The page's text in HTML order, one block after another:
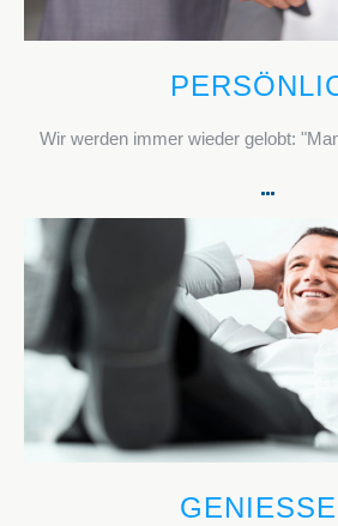
Wir werden immer wieder gelobt:
GENIESSEN